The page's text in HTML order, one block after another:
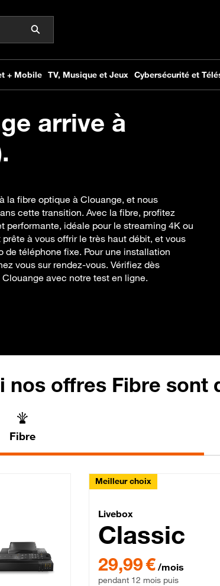
arrive à
la fibre optique à Clouange, et nous
cette transition. Avec la fibre, profitez
performante, idéale pour le streaming 4K ou
à vous offrir le très haut débit, et vous
de téléphone fixe. Pour une installation
vous sur rendez-vous. Vérifiez dès
avec notre test en ligne.
nos offres Fibre sont
Fibre
Lite Fibre
Meilleur choix
Livebox
Livebox
Classic
29,99 € par mois pendant 12
29,99 € /mois
pendant 12 mois puis